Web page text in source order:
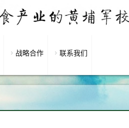
战略合作 联系我们